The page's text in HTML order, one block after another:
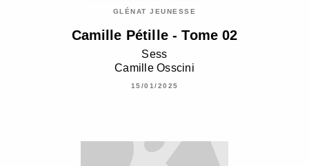
GLÉNAT JEUNESSE
Camille Pétille - Tome 02
Sess
Camille Osscini
15/01/2025